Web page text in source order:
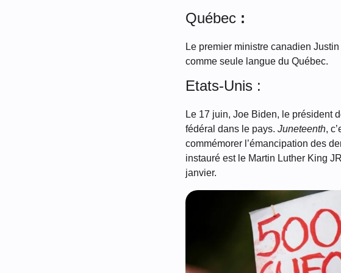
Québec :
Le premier ministre canadien
comme seule langue du Québec.
Etats-Unis :
Le 17 juin, Joe Biden, le président
fédéral dans le pays. Juneteenth,
commémorer l’émancipation des
instauré est le Martin Luther King
janvier.